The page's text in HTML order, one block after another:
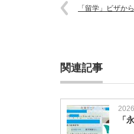
「留学」ビザか
関連記事
「